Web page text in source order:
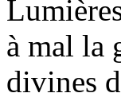
à mal la
divines